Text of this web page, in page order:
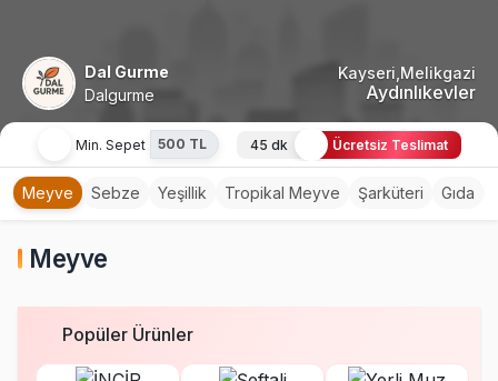
Dal Gurme
Dalgurme
Kayseri,Melikgazi
Aydınlıkevler
Min. Sepet 500 TL 45 dk Ücretsiz Teslimat
Meyve Sebze Yeşillik Tropikal Meyve Şarküteri Gıda
Meyve
Popüler Ürünler